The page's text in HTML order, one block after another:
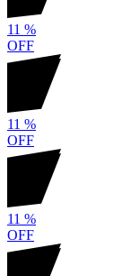
11 %
OFF
11 %
OFF
11 %
OFF